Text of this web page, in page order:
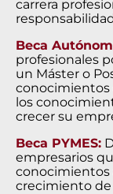
carrera
Beca
profesionales
un Máster o
conocimientos
los
crecer su
Beca PYMES:
empresarios
conocimientos
crecimiento de